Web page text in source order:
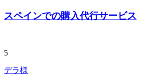
スペインでの購入代行サービス
5
デラ様